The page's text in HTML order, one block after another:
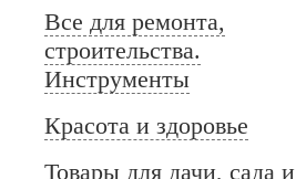
Все для ремонта,
строительства.
Инструменты
Красота и здоровье
Товары для дачи, сада и